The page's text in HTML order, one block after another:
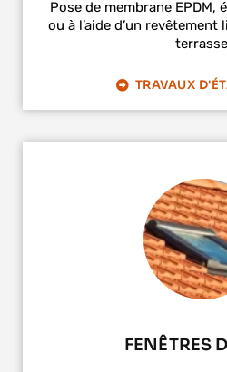
Pose de membrane EPDM,
ou à l’aide d’un
TRAVAUX
FENÊTRES